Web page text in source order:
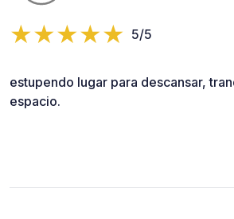
5/5
estupendo lugar para descansar,
espacio.